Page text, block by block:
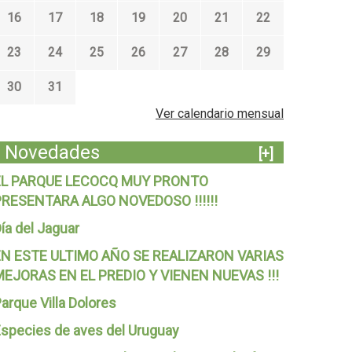
16 17 18 19 20 21 22
23 24 25 26 27 28 29
30
31
Ver calendario mensual
Novedades
[+]
PARQUE LECOCQ MUY PRONTO
ALGO NOVEDOSO !!!!!!
del Jaguar
ESTE ULTIMO AÑO SE REALIZARON VARIAS
EN EL PREDIO Y VIENEN NUEVAS !!!
Villa Dolores
de aves del Uruguay